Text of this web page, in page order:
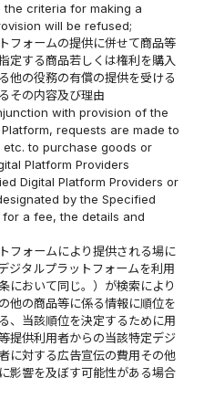
criteria for making a
will be refused;
フォームの提供に併せて商品等
定する商品若しくは権利を購入
他の役務の有償の提供を受ける
その内容及び理由
with provision of the
requests are made to
to purchase goods or
Platform Providers
Digital Platform Providers or
by the Specified
a fee, the details and
フォームにより提供される場に
ジタルプラットフォームを利用
において同じ。）が検索により
他の商品等に係る情報に順位を
、当該順位を決定するために用
提供利用者からの当該特定デジ
に対する広告宣伝の費用その他
影響を及ぼす可能性がある場合